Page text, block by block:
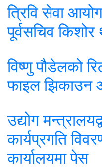
त्रिवि सेवा
पूर्वसचिव किशोर
विष्णु पौडेलको
फाइल
उद्योग
कार्यप्रगति
कार्यालयमा पेस